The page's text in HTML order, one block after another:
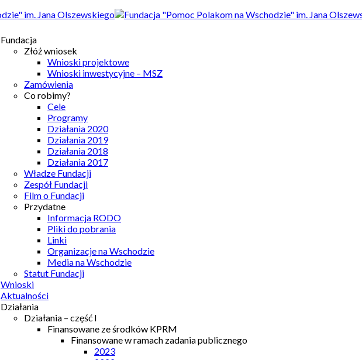
Fundacja
Złóż wniosek
Wnioski projektowe
Wnioski inwestycyjne – MSZ
Zamówienia
Co robimy?
Cele
Programy
Działania 2020
Działania 2019
Działania 2018
Działania 2017
Władze Fundacji
Zespół Fundacji
Film o Fundacji
Przydatne
Informacja RODO
Pliki do pobrania
Linki
Organizacje na Wschodzie
Media na Wschodzie
Statut Fundacji
Wnioski
Aktualności
Działania
Działania – część I
Finansowane ze środków KPRM
Finansowane w ramach zadania publicznego
2023